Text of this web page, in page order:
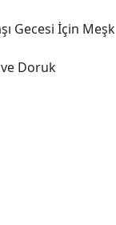
Gecesi İçin Meşk
Doruk